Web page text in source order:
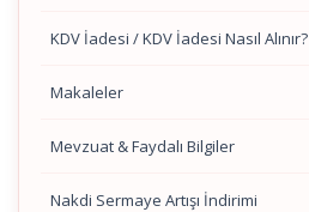
KDV İadesi / KDV İadesi Nasıl Alınır?
Makaleler
Mevzuat & Faydalı Bilgiler
Nakdi Sermaye Artışı İndirimi